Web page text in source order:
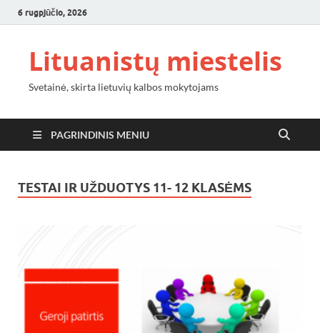
6 rugpjūčio, 2026
Lituanistų miestelis
Svetainė, skirta lietuvių kalbos mokytojams
PAGRINDINIS MENIU
TESTAI IR UŽDUOTYS 11- 12 KLASĖMS